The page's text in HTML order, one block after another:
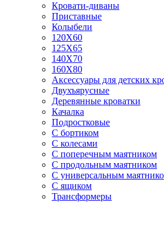
Кровати-диваны
Приставные
Колыбели
120Х60
125X65
140Х70
160Х80
Аксессуары для детских
Двухъярусные
Деревянные кроватки
Качалка
Подростковые
С бортиком
С колесами
С поперечным маятником
С продольным маятником
С универсальным
С ящиком
Трансформеры